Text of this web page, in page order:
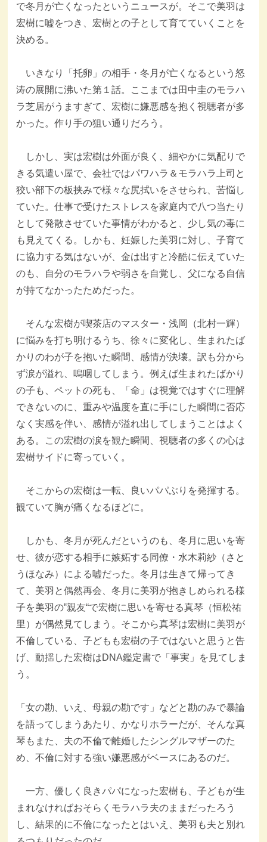
で冬月が亡くなったというニュースが。そこで美羽は
宏樹に嘘をつき、宏樹との子として育てていくことを
決める。
いきなり「托卵」の相手・冬月が亡くなるという怒
涛の展開に沸いた第１話。ここまでは田中圭のモラハ
ラ芝居がうますぎて、宏樹に嫌悪感を抱く視聴者が多
かった。作り手の狙い通りだろう。
しかし、実は宏樹は外面が良く、細やかに気配りで
きる気遣い屋で、会社ではパワハラ＆モラハラ上司と
狡い部下の板挟みで様々な尻拭いをさせられ、苦悩し
ていた。仕事で受けたストレスを家庭内で八つ当たり
として発散させていた事情がわかると、少し気の毒に
も見えてくる。しかも、妊娠した美羽に対し、子育て
に協力する気はないが、金は出すと冷酷に伝えていた
のも、自分のモラハラや弱さを自覚し、父になる自信
が持てなかったためだった。
そんな宏樹が喫茶店のマスター・浅岡（北村一輝）
に悩みを打ち明けるうち、徐々に変化し、生まれたば
かりのわが子を抱いた瞬間、感情が決壊。訳も分から
ず涙が溢れ、嗚咽してしまう。例えば生まれたばかり
の子も、ペットの死も、「命」は視覚ではすぐに理解
できないのに、重みや温度を直に手にした瞬間に否応
なく実感を伴い、感情が溢れ出してしまうことはよく
ある。この宏樹の涙を観た瞬間、視聴者の多くの心は
宏樹サイドに寄っていく。
そこからの宏樹は一転、良いパパぶりを発揮する。
観ていて胸が痛くなるほどに。
しかも、冬月が死んだというのも、冬月に思いを寄
せ、彼が恋する相手に嫉妬する同僚・水木莉紗（さと
うほなみ）による嘘だった。冬月は生きて帰ってき
て、美羽と偶然再会、冬月に美羽が抱きしめられる様
子を美羽の‟親友“で宏樹に思いを寄せる真琴（恒松祐
里）が偶然見てしまう。そこから真琴は宏樹に美羽が
不倫している、子どもも宏樹の子ではないと思うと告
げ、動揺した宏樹はDNA鑑定書で「事実」を見てしま
う。
「女の勘、いえ、母親の勘です」などと勘のみで暴論
を語ってしまうあたり、かなりホラーだが、そんな真
琴もまた、夫の不倫で離婚したシングルマザーのた
め、不倫に対する強い嫌悪感がベースにあるのだ。
一方、優しく良きパパになった宏樹も、子どもが生
まれなければおそらくモラハラ夫のままだったろう
し、結果的に不倫になったとはいえ、美羽も夫と別れ